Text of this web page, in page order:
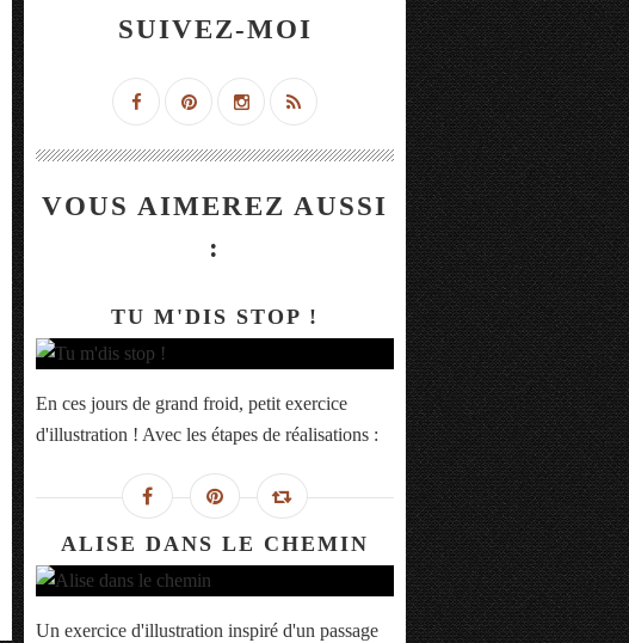
SUIVEZ-MOI
VOUS AIMEREZ AUSSI
:
TU M'DIS STOP !
En ces jours de grand froid, petit exercice
d'illustration ! Avec les étapes de réalisations :
ALISE DANS LE CHEMIN
Un exercice d'illustration inspiré d'un passage